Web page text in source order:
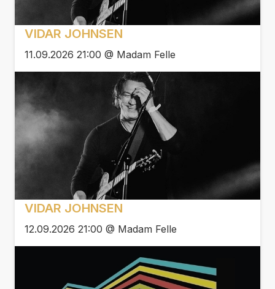
VIDAR JOHNSEN
11.09.2026 21:00 @ Madam Felle
VIDAR JOHNSEN
12.09.2026 21:00 @ Madam Felle